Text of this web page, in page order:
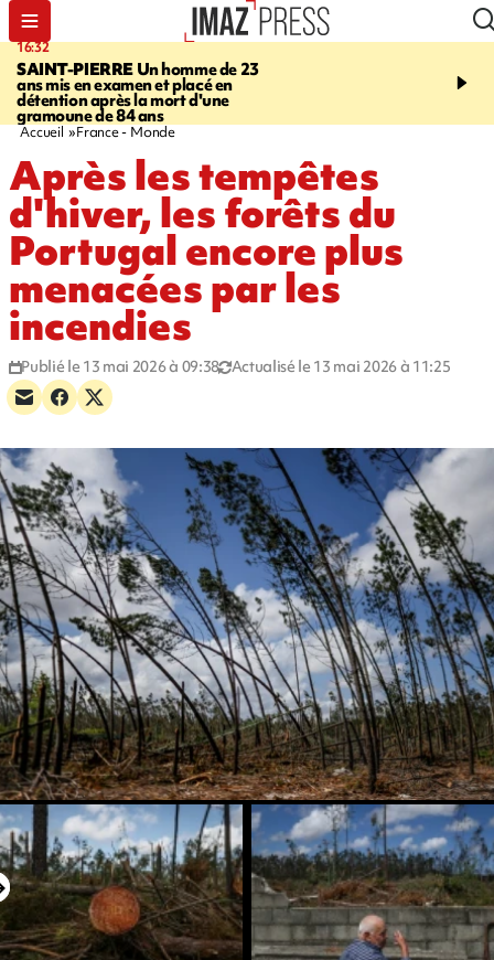
16:32
SAINT-PIERREUn homme de 23
ans mis en examen et placé en
détention après la mort d'une
gramoune de 84 ans
21:08
et Turquie scellent un
Accueil France - Monde
Après les tempêtes
d'hiver, les forêts du
Portugal encore plus
menacées par les
incendies
Publié le 13 mai 2026 à 09:38 Actualisé le 13 mai 2026 à 11:25